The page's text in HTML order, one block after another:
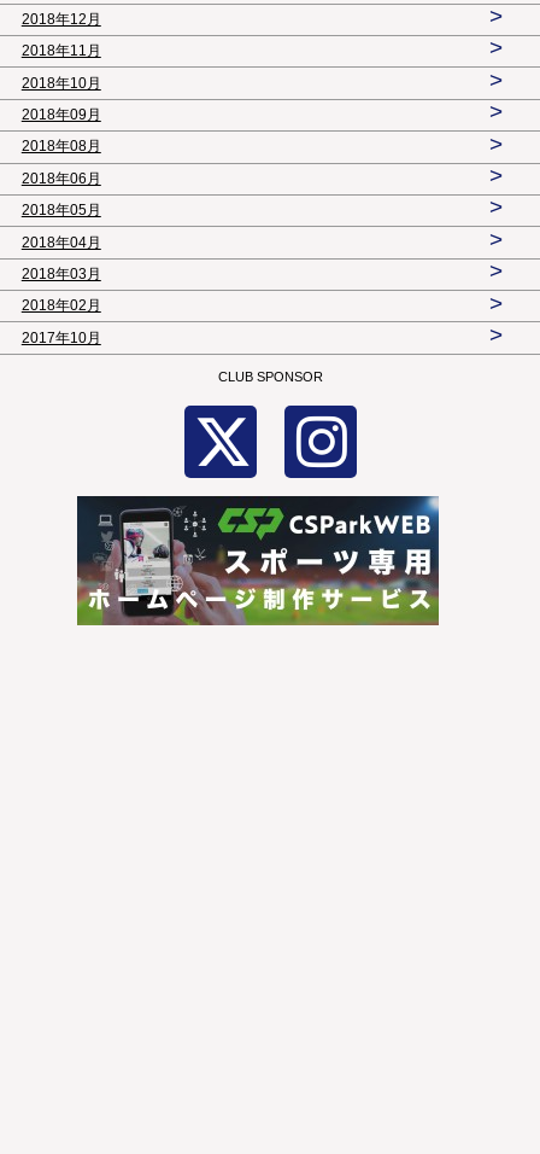
2018年12月 >
2018年11月 >
2018年10月 >
2018年09月 >
2018年08月 >
2018年06月 >
2018年05月 >
2018年04月 >
2018年03月 >
2018年02月 >
2017年10月 >
CLUB SPONSOR